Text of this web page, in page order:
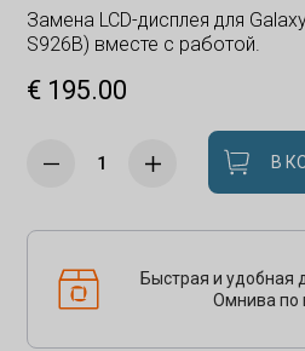
Замена LCD-дисплея для
S926B) вместе с работой.
€ 195.00
В
Быстрая и удобная
Омнива по